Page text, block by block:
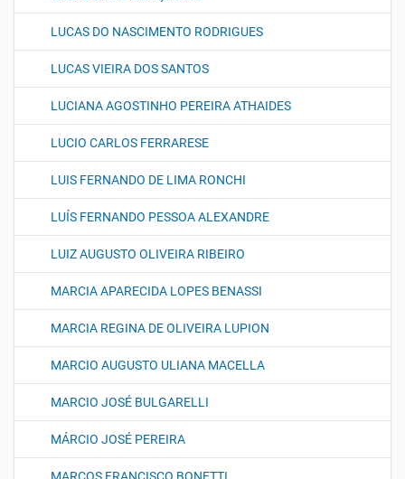
LUCAS DO NASCIMENTO RODRIGUES
LUCAS VIEIRA DOS SANTOS
LUCIANA AGOSTINHO PEREIRA ATHAIDES
LUCIO CARLOS FERRARESE
LUIS FERNANDO DE LIMA RONCHI
LUÍS FERNANDO PESSOA ALEXANDRE
LUIZ AUGUSTO OLIVEIRA RIBEIRO
MARCIA APARECIDA LOPES BENASSI
MARCIA REGINA DE OLIVEIRA LUPION
MARCIO AUGUSTO ULIANA MACELLA
MARCIO JOSÉ BULGARELLI
MÁRCIO JOSÉ PEREIRA